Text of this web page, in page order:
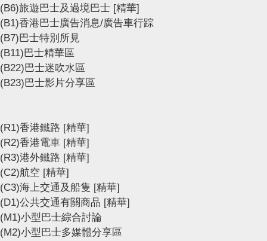
(B6)旅遊巴士及過境巴士 [精華]
(B1)香港巴士廣告消息/廣告車行踪
(B7)巴士特別所見
(B11)巴士精華區
(B22)巴士迷吹水區
(B23)巴士影片分享區
(R1)香港鐵路 [精華]
(R2)香港電車 [精華]
(R3)港外鐵路 [精華]
(C2)航空 [精華]
(C3)海上交通及船隻 [精華]
(D1)公共交通有關商品 [精華]
(M1)小型巴士綜合討論
(M2)小型巴士多媒體分享區